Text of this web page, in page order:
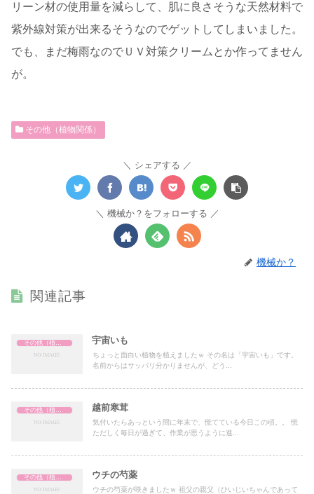
リーン材の使用量を減らして、肌に良さそうな天然材料で
紫外線対策が出来るそうなのでゲットしてしまいました。
でも、まだ梅雨なのでＵＶ対策クリームとか作ってません
が。
その他（植物関係）
シェアする
機械か？をフォローする
機械か？
関連記事
その他（植物関係） 宇宙いも
ちょっと面白い植物を植えましたｗ その名は「宇宙いも」です。
名前からはサッパリ分かりませんが、どう...
その他（植物関係） 越前寒茸
気付いたらあっという間に年末で、慌てている今日この頃。。 慌
ただしく毎日が過ぎて、作業が思うように進...
その他（植物関係） ウチの芍薬
ウチの芍薬が咲きましたｗ 祖父の親父（ひいじいちゃんであって